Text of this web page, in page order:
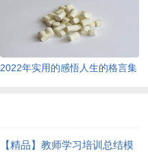
2022年实用的感悟人生的格言集
【精品】教师学习培训总结模